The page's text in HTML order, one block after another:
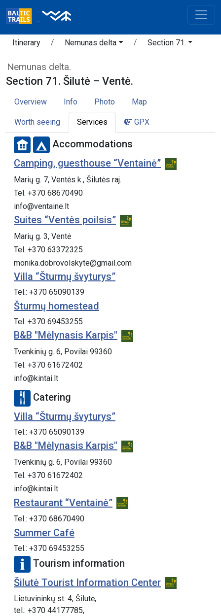
Itinerary Nemunas delta Section 71.
Nemunas delta.
Section 71. Šilutė – Ventė.
Overview Info Photo Map
Worth seeing Services GPX
Accommodations
Camping, guesthouse “Ventainė”
Marių g. 7, Ventės k., Šilutės raj.
Tel. +370 68670490
info@ventaine.lt
Suites “Ventės poilsis”
Marių g. 3, Ventė
Tel. +370 63372325
monika.dobrovolskyte@gmail.com
Villa “Šturmų švyturys”
Tel.: +370 65090139
Šturmų homestead
Tel. +370 69453255
B&B "Mėlynasis Karpis"
Tvenkinių g. 6, Povilai 99360
Tel. +370 61672402
info@kintai.lt
Catering
Villa “Šturmų švyturys”
Tel.: +370 65090139
B&B "Mėlynasis Karpis"
Tvenkinių g. 6, Povilai 99360
Tel. +370 61672402
info@kintai.lt
Restaurant “Ventainė”
Tel.: +370 68670490
Summer Café
Tel.: +370 69453255
Tourism information
Šilutė Tourist Information Center
Lietuvininkų st. 4, Šilutė,
tel.: +370 44177785,